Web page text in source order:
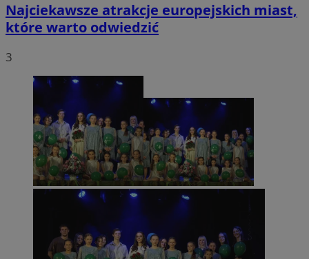
Najciekawsze atrakcje europejskich miast,
które warto odwiedzić
3